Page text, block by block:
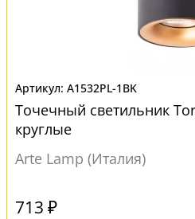
A1532PL-1BK
Точечный светильник
круглые
Arte Lamp (Италия)
713 ₽